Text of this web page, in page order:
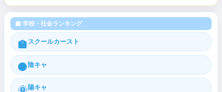
🏫 学校・社会ランキング
🏫 スクールカースト
🌑陰キャ
陽キャ